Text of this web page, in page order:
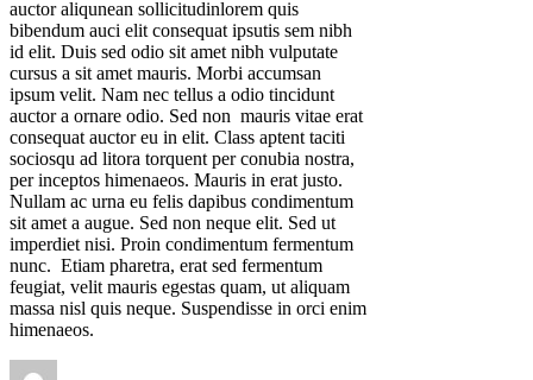
auctor aliqunean sollicitudinlorem quis
bibendum auci elit consequat ipsutis sem nibh
id elit. Duis sed odio sit amet nibh vulputate
cursus a sit amet mauris. Morbi accumsan
ipsum velit. Nam nec tellus a odio tincidunt
auctor a ornare odio. Sed non mauris vitae erat
consequat auctor eu in elit. Class aptent taciti
sociosqu ad litora torquent per conubia nostra,
per inceptos himenaeos. Mauris in erat justo.
Nullam ac urna eu felis dapibus condimentum
sit amet a augue. Sed non neque elit. Sed ut
imperdiet nisi. Proin condimentum fermentum
nunc. Etiam pharetra, erat sed fermentum
feugiat, velit mauris egestas quam, ut aliquam
massa nisl quis neque. Suspendisse in orci enim
himenaeos.